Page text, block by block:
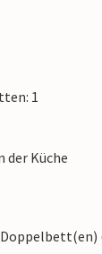
1
der Küche